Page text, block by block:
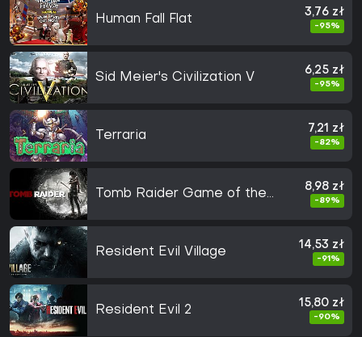
Human Fall Flat
3,76 zł
-95%
Sid Meier's Civilization V
6,25 zł
-95%
Terraria
7,21 zł
-82%
Tomb Raider Game of the
8,98 zł
-89%
Resident Evil Village
14,53 zł
-91%
Resident Evil 2
15,80 zł
-90%